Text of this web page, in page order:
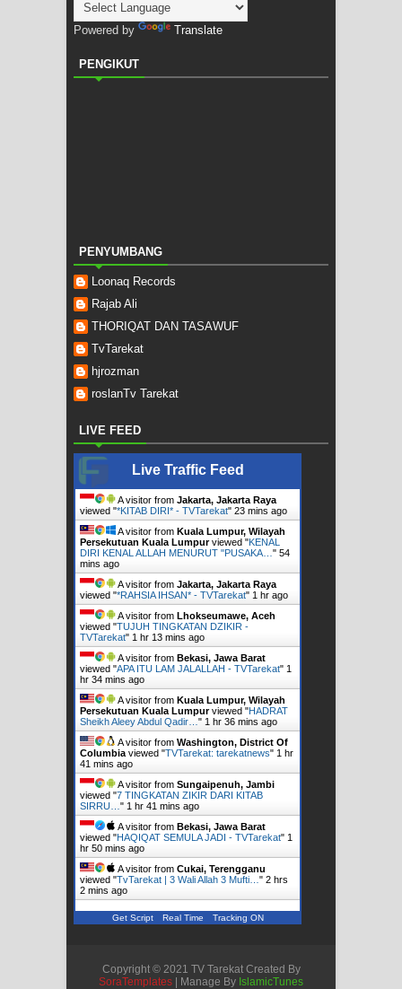
Powered by Translate
PENGIKUT
PENYUMBANG
Loonaq Records
Rajab Ali
THORIQAT DAN TASAWUF
TvTarekat
hjrozman
roslanTv Tarekat
LIVE FEED
Live Traffic Feed
A visitor from Jakarta, Jakarta Raya
viewed "*KITAB DIRI* - TVTarekat" 23 mins ago
A visitor from Kuala Lumpur, Wilayah
Persekutuan Kuala Lumpurviewed "KENAL
DIRI KENAL ALLAH MENURUT "PUSAKA… " 54
mins ago
A visitor from Jakarta, Jakarta Raya
viewed "*RAHSIA IHSAN* - TVTarekat" 1 hr ago
A visitor from Lhokseumawe, Aceh
viewed "TUJUH TINGKATAN DZIKIR -
TVTarekat" 1 hr 13 mins ago
A visitor from Bekasi, Jawa Barat
viewed "APA ITU LAM JALALLAH - TVTarekat" 1
hr 34 mins ago
A visitor from Kuala Lumpur, Wilayah
Persekutuan Kuala Lumpurviewed "HADRAT
Sheikh Aleey Abdul Qadir… " 1 hr 36 mins ago
A visitor from Washington, District Of
Columbia viewed "TVTarekat: tarekatnews" 1 hr
41 mins ago
A visitor from Sungaipenuh, Jambi
viewed "7 TINGKATAN ZIKIR DARI KITAB
SIRRU… " 1 hr 41 mins ago
A visitor from Bekasi, Jawa Barat
viewed "HAQIQAT SEMULA JADI - TVTarekat" 1
hr 50 mins ago
A visitor from Cukai, Terengganu
viewed "TvTarekat | 3 Wali Allah 3 Mufti… " 2 hrs
2 mins ago
Get Script Real Time Tracking ON
Copyright © 2021 TV Tarekat Created By
SoraTemplates | Manage By IslamicTunes